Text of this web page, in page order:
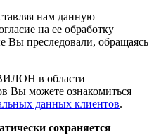
нам данную
на ее обработку
преследовали, обращаясь
в области
Вы можете ознакомиться
данных клиентов.
сохраняется